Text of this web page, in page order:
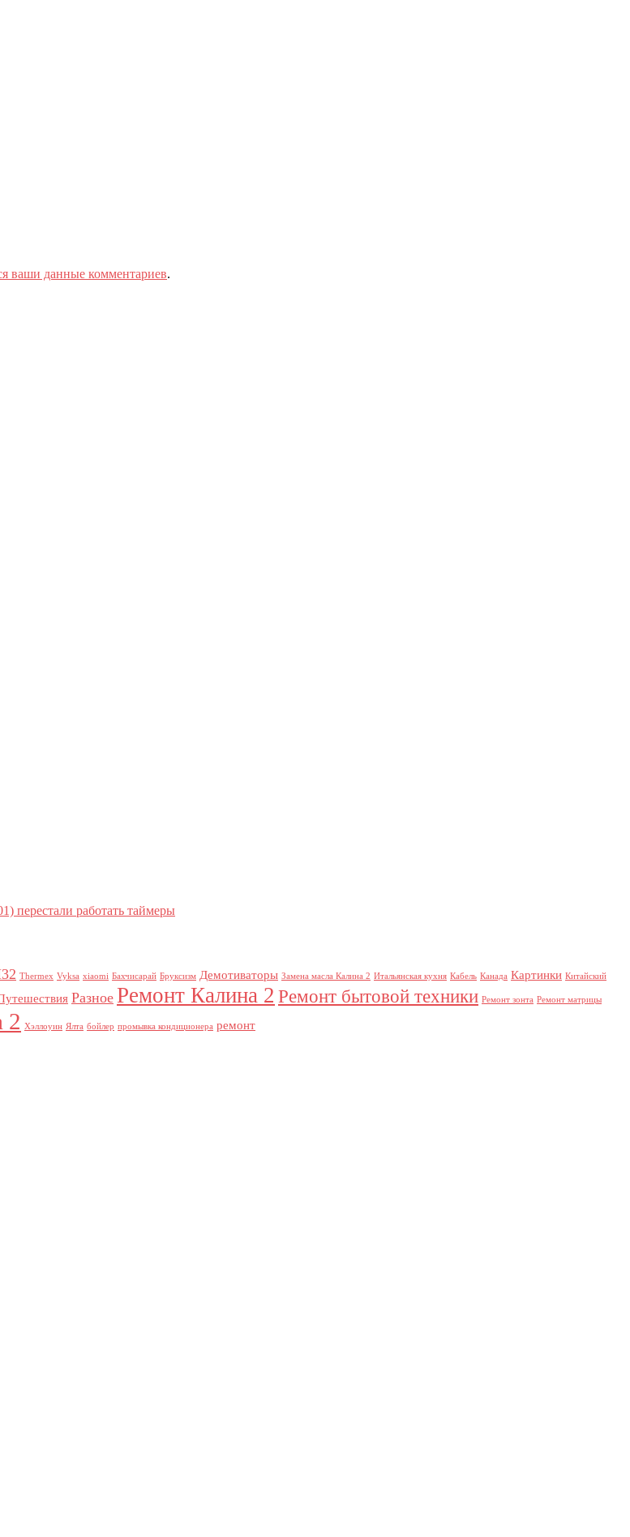
ваши данные комментариев.
перестали работать таймеры
Thermex Vyksa xiaomi Бахчисарай Бруксизм Демотиваторы Замена масла Калина 2 Итальянская кухня Кабель Канада Картинки Китайский
Разное Ремонт Калина 2 Ремонт бытовой техники Ремонт зонта Ремонт матрицы
2 Хэллоуин Ялта бойлер промывка кондиционера ремонт